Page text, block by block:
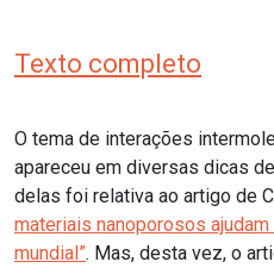
Texto completo
O tema de interações
apareceu em diversas dicas
delas foi relativa ao artigo de
materiais nanoporosos
mundial”. Mas, desta vez, o